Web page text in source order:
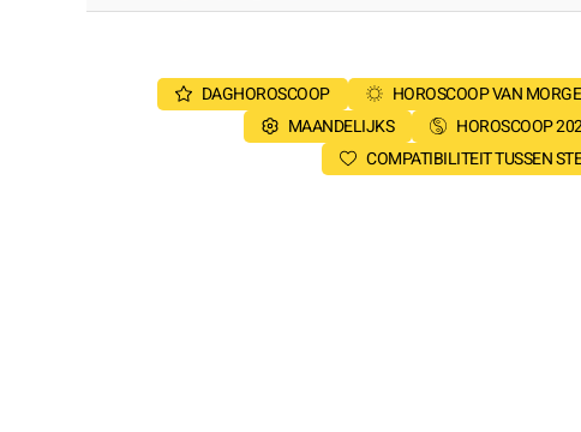
DAGHOROSCOOP HOROSCOOP VAN
MAANDELIJKS
HOROSCOOP
COMPATIBILITEIT TUSSEN